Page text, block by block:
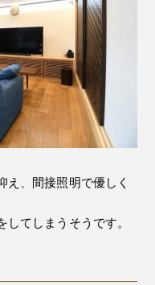
え、間接照明で優しく
てしまうそうです。